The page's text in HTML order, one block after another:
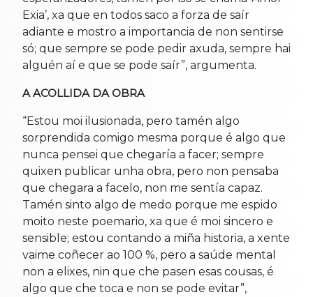
Exia’, xa que en todos saco a forza de saír
adiante e mostro a importancia de non sentirse
só; que sempre se pode pedir axuda, sempre hai
alguén aí e que se pode saír”, argumenta.
A ACOLLIDA DA OBRA
“Estou moi ilusionada, pero tamén algo
sorprendida comigo mesma porque é algo que
nunca pensei que chegaría a facer; sempre
quixen publicar unha obra, pero non pensaba
que chegara a facelo, non me sentía capaz.
Tamén sinto algo de medo porque me espido
moito neste poemario, xa que é moi sincero e
sensible; estou contando a miña historia, a xente
vaime coñecer ao 100 %, pero a saúde mental
non a elixes, nin que che pasen esas cousas, é
algo que che toca e non se pode evitar”,